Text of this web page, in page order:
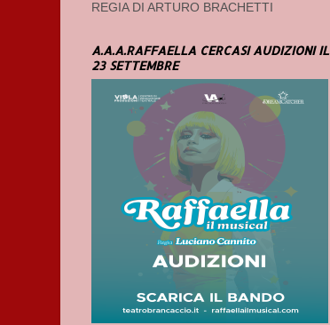
REGIA DI ARTURO BRACHETTI
A.A.A.RAFFAELLA CERCASI AUDIZIONI IL
23 SETTEMBRE